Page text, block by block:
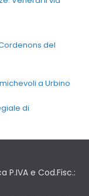
del
a Urbino
di
P.IVA e Cod.Fisc.: